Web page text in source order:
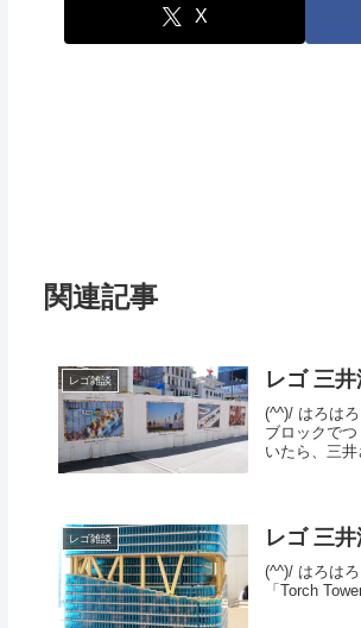
X
関連記事
レゴ雑談 レゴ 三
(^^)/ はろは
ブロックで
いたら、三井
レゴ雑談 レゴ 三
(^^)/ はろは
「Torch